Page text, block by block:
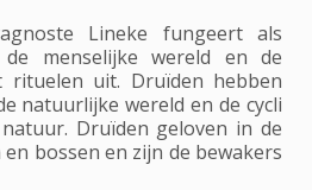
Lineke fungeert als
de menselijke wereld en de
rituelen uit. Druïden hebben
natuurlijke wereld en de cycli
Druïden geloven in de
bossen en zijn de bewakers